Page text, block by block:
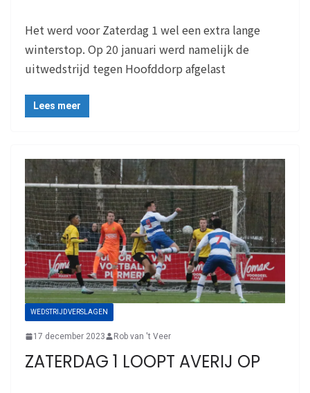
Het werd voor Zaterdag 1 wel een extra lange
winterstop. Op 20 januari werd namelijk de
uitwedstrijd tegen Hoofddorp afgelast
Lees meer
WEDSTRIJDVERSLAGEN
17 december 2023 Rob van 't Veer
ZATERDAG 1 LOOPT AVERIJ OP